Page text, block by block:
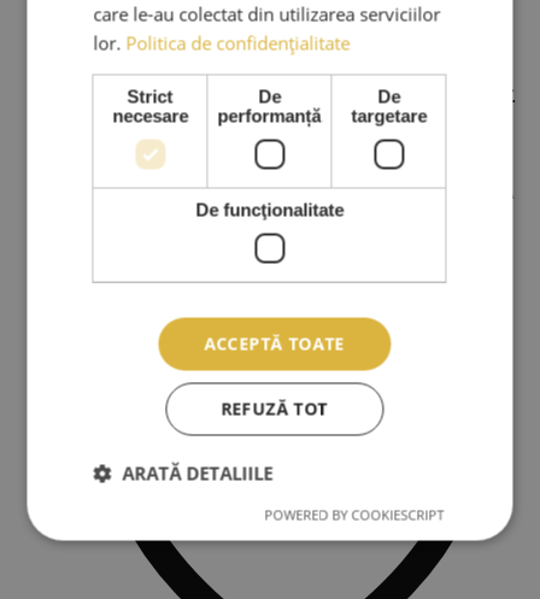
Adauga la Produse preferate
Reducere
Foarfeca profesionala frizerie M2 –
AMA Luxury (5.0 inch)
lei Prețul inițial a fost:
350,00 lei.300,00leiPrețul curent este: 300,00 lei.
TVA
Adaugă în coș
care le-au colectat din utilizarea serviciilor
lor. Politica de confidențialitate
Strict
necesare
De
performanță
De
targetare
De funcţionalitate
ACCEPTĂ TOATE
REFUZĂ TOT
ARATĂ DETALIILE
POWERED BY COOKIESCRIPT